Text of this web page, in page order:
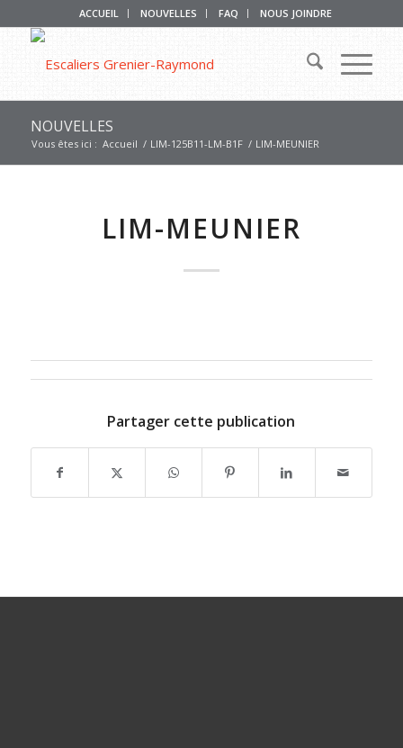
ACCUEIL NOUVELLES FAQ NOUS JOINDRE
NOUVELLES
Vous êtes ici : Accueil / LIM-125B11-LM-B1F / LIM-MEUNIER
LIM-MEUNIER
Partager cette publication